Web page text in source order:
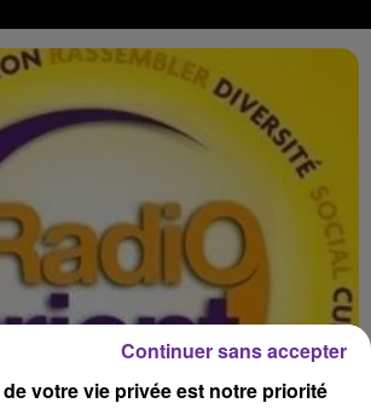
votre vie privée est notre priorité
Continuer sans accepter